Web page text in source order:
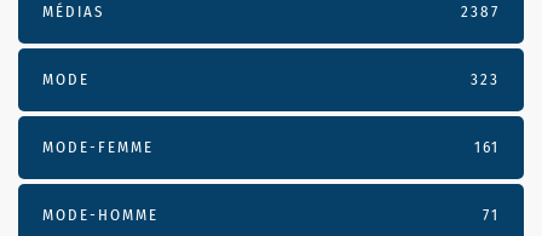
MÉDIAS 2387
MODE 323
MODE-FEMME 161
MODE-HOMME 71